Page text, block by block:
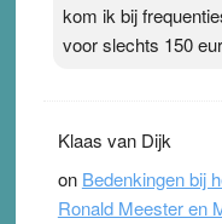
kom ik bij
voor slechts 150
Klaas van Dijk
on Bedenkingen bij
Ronald Meester en